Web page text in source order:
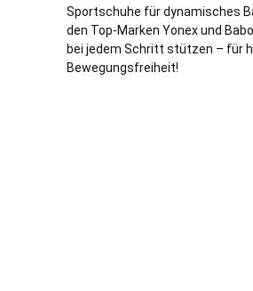
Sportschuhe für dynamisches
den Top-Marken Yonex und
bei jedem Schritt stützen – für
Bewegungsfreiheit!